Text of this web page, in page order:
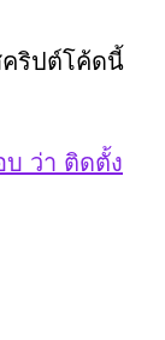
ริปต์โค้ดนี้
บ ว่า ติดตั้ง